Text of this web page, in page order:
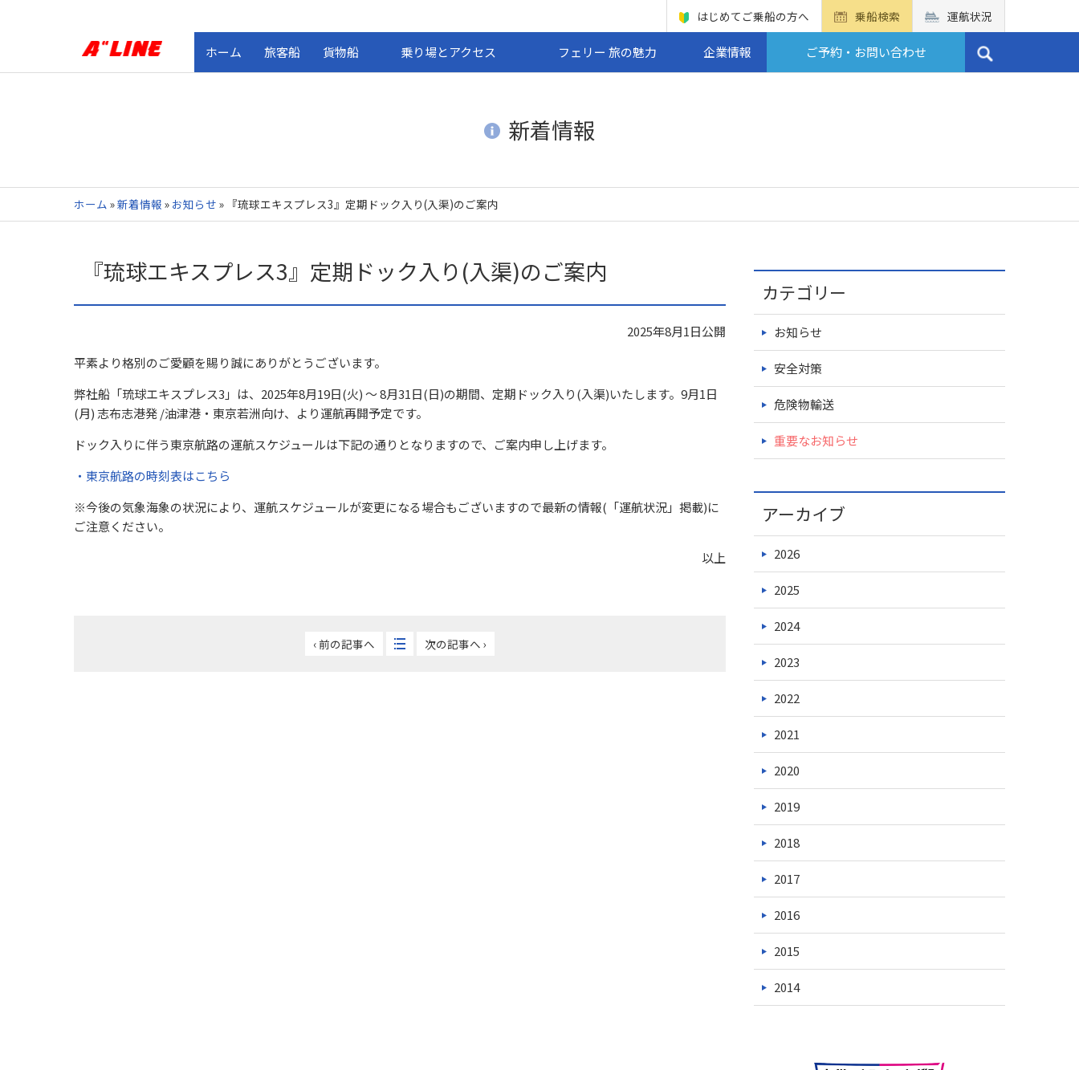
はじめてご乗船の方へ 乗船検索 運航状況
ホーム 旅客船 貨物船 乗り場とアクセス フェリー 旅の魅力 企業情報 ご予約・お問い合わせ
新着情報
ホーム »新着情報 » お知らせ » 『琉球エキスプレス3』定期ドック入り(入渠)のご案内
『琉球エキスプレス3』定期ドック入り(入渠)のご案内
2025年8月1日公開
平素より格別のご愛顧を賜り誠にありがとうございます。
弊社船「琉球エキスプレス3」は、2025年8月19日(火) ～ 8月31日(日)の期間、定期ドック入り(入渠)いたします。9月1日
(月) 志布志港発 /油津港・東京若洲向け、より運航再開予定です。
ドック入りに伴う東京航路の運航スケジュールは下記の通りとなりますので、ご案内申し上げます。
・東京航路の時刻表はこちら
※今後の気象海象の状況により、運航スケジュールが変更になる場合もございますので最新の情報(「運航状況」掲載)に
ご注意ください。
以上
‹ 前の記事へ 次の記事へ ›
カテゴリー
お知らせ
安全対策
危険物輸送
重要なお知らせ
アーカイブ
2026
2025
2024
2023
2022
2021
2020
2019
2018
2017
2016
2015
2014